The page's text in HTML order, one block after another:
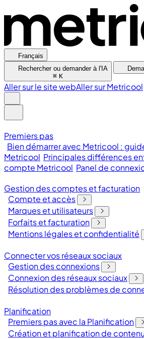
Français
Rechercher ou demander à l'IA
⌘ K
Aller sur le site webAller sur Metricool
Premiers pas
Bien démarrer avec Metricool :
Metricool Principales différences
compte Metricool Panel de
Gestion des comptes et facturation
Compte et accès
Marques et utilisateurs
Forfaits et facturation
Mentions légales et confidentialité
Connecter vos réseaux sociaux
Gestion des connexions
Connexion des réseaux sociaux
Résolution des problèmes de
Planification
Premiers pas avec la Planification
Création et planification de contenu